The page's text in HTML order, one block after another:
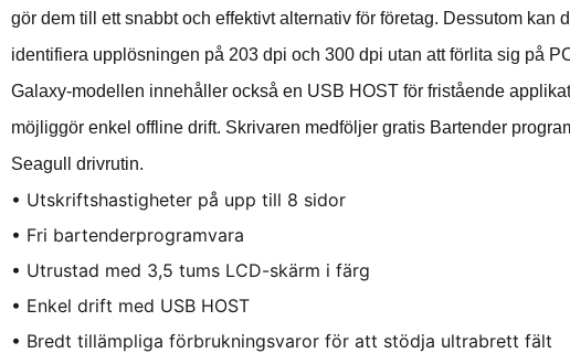
gör dem till ett snabbt och effektivt alternativ för företag. Dessutom kan
identifiera upplösningen på 203 dpi och 300 dpi utan att förlita sig på
Galaxy-modellen innehåller också en USB HOST för fristående
möjliggör enkel offline drift. Skrivaren medföljer gratis Bartender
Seagull drivrutin.
• Utskriftshastigheter på upp till 8 sidor
• Fri bartenderprogramvara
• Utrustad med 3,5 tums LCD-skärm i färg
• Enkel drift med USB HOST
• Bredt tillämpliga förbrukningsvaror för att stödja ultrabrett fält